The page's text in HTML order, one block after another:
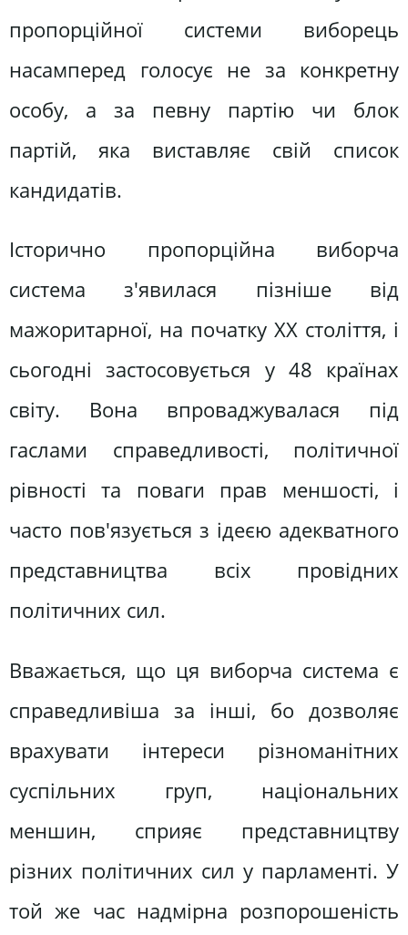
пропорційної системи виборець
насамперед голосує не за конкретну
особу, а за певну партію чи блок
партій, яка виставляє свій список
кандидатів.
Історично пропорційна виборча
система з'явилася пізніше від
мажоритарної, на початку XX століття, і
сьогодні застосовується у 48 країнах
світу. Вона впроваджувалася під
гаслами справедливості, політичної
рівності та поваги прав меншості, і
часто пов'язується з ідеєю адекватного
представництва всіх провідних
політичних сил.
Вважається, що ця виборча система є
справедливіша за інші, бо дозволяє
врахувати інтереси різноманітних
суспільних груп, національних
меншин, сприяє представництву
різних політичних сил у парламенті. У
той же час надмірна розпорошеність